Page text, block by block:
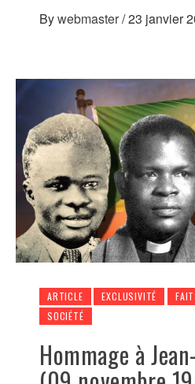
Bywebmaster/23 janvier
ARTICLE EXCLUSIVITÉ
SOCIÉTÉ
Hommage à